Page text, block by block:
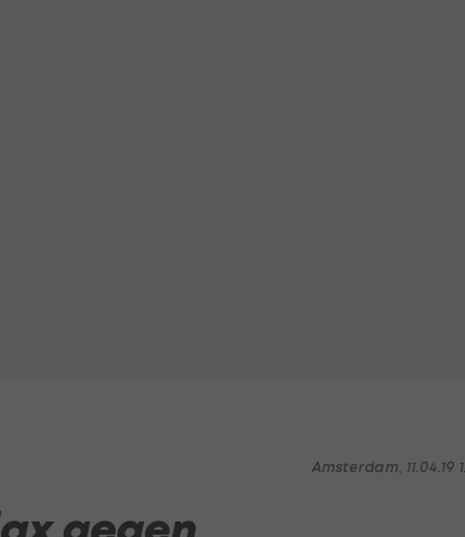
Amsterdam, 11.04.19